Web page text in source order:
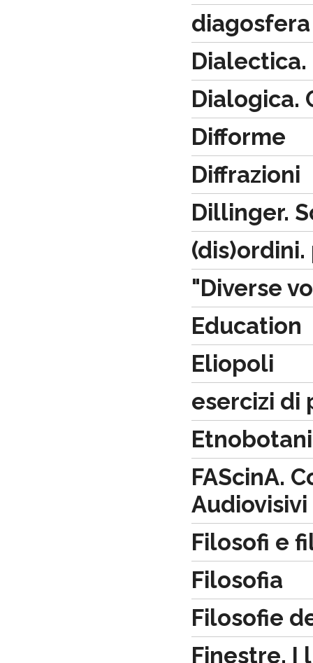
diagosfera
Dialogica.
Difforme
Diffrazioni
Dillinger.
"Diverse
Education
Eliopoli
esercizi di
FAScinA.
Audiovisivi
Filosofi e
Filosofia
Filosofie
Finestre. I